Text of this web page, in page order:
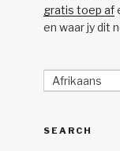
gratis toep af
en waar jy dit
Afrikaans
SEARCH